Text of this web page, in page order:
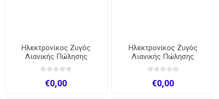
Ηλεκτρονίκος Ζυγός
Λιανικής Πώλησης
(Μπαταρίας)Με
PS 6D
€0,00
Ηλεκτρονίκος Ζυγός
Λιανικής Πώλησης
(Μπαταρίας)Με
PS 6Β
€0,00